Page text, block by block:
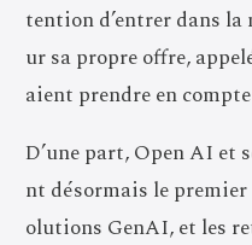
tention d’entrer dans
ur sa propre offre,
aient prendre en
D’une part, Open AI et
nt désormais le premier
olutions GenAI, et les